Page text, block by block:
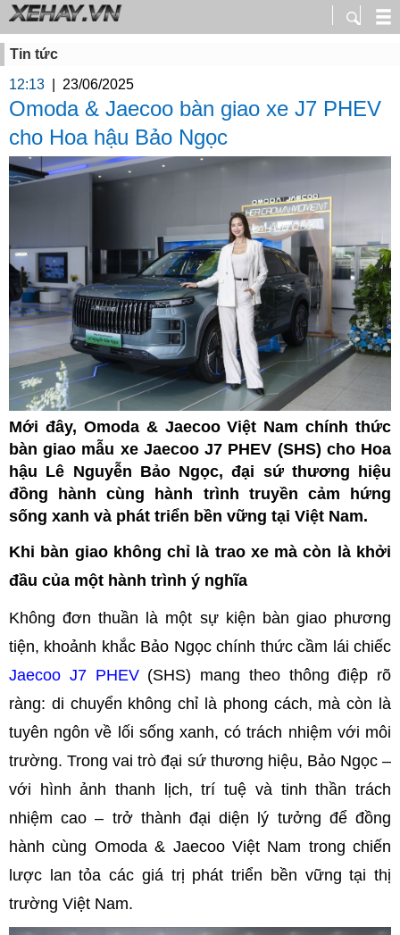
Tin tức
12:13
23/06/2025
Omoda & Jaecoo bàn giao xe J7 PHEV
cho Hoa hậu Bảo Ngọc
Mới đây, Omoda & Jaecoo Việt Nam chính thức
bàn giao mẫu xe Jaecoo J7 PHEV (SHS) cho Hoa
hậu Lê Nguyễn Bảo Ngọc, đại sứ thương hiệu
đồng hành cùng hành trình truyền cảm hứng
sống xanh và phát triển bền vững tại Việt Nam.
Khi bàn giao không chỉ là trao xe mà còn là khởi
đầu của một hành trình ý nghĩa
Không đơn thuần là một sự kiện bàn giao phương
tiện, khoảnh khắc Bảo Ngọc chính thức cầm lái chiếc
Jaecoo J7 PHEV(SHS) mang theo thông điệp rõ
ràng: di chuyển không chỉ là phong cách, mà còn là
tuyên ngôn về lối sống xanh, có trách nhiệm với môi
trường. Trong vai trò đại sứ thương hiệu, Bảo Ngọc –
với hình ảnh thanh lịch, trí tuệ và tinh thần trách
nhiệm cao – trở thành đại diện lý tưởng để đồng
hành cùng Omoda & Jaecoo Việt Nam trong chiến
lược lan tỏa các giá trị phát triển bền vững tại thị
trường Việt Nam.